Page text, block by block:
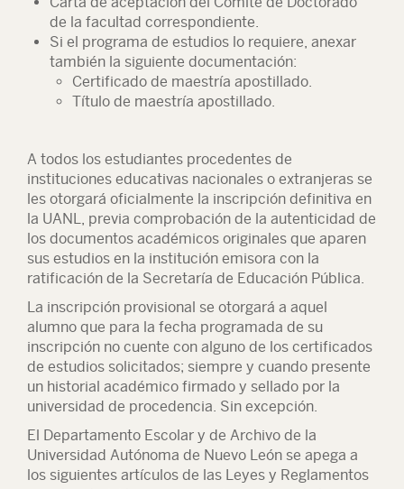
de la facultad correspondiente.
Si el programa de estudios lo requiere, anexar
también la siguiente documentación:
Certificado de maestría apostillado.
Título de maestría apostillado.
A todos los estudiantes procedentes de
instituciones educativas nacionales o extranjeras se
les otorgará oficialmente la inscripción definitiva en
la UANL, previa comprobación de la autenticidad de
los documentos académicos originales que aparen
sus estudios en la institución emisora con la
ratificación de la Secretaría de Educación Pública.
La inscripción provisional se otorgará a aquel
alumno que para la fecha programada de su
inscripción no cuente con alguno de los certificados
de estudios solicitados; siempre y cuando presente
un historial académico firmado y sellado por la
universidad de procedencia. Sin excepción.
El Departamento Escolar y de Archivo de la
Universidad Autónoma de Nuevo León se apega a
los siguientes artículos de las Leyes y Reglamentos